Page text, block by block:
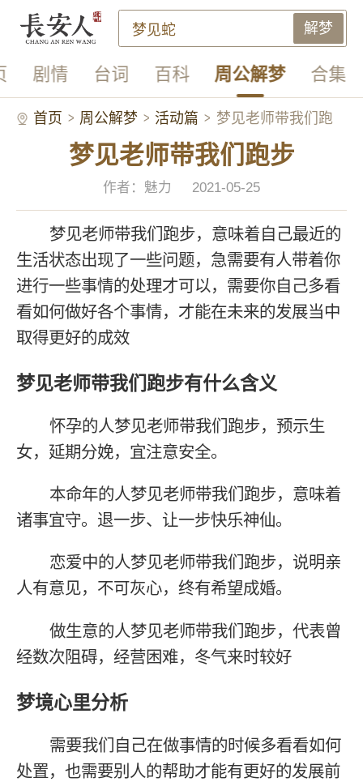
解梦
剧情 台词 百科 周公解梦 合集
首页 周公解梦 活动篇 梦见老师带我们跑
步
梦见老师带我们跑步
作者：魅力 2021-05-25
梦见老师带我们跑步，意味着自己最近的
生活状态出现了一些问题，急需要有人带着你
进行一些事情的处理才可以，需要你自己多看
看如何做好各个事情，才能在未来的发展当中
取得更好的成效
梦见老师带我们跑步有什么含义
怀孕的人梦见老师带我们跑步，预示生
女，延期分娩，宜注意安全。
本命年的人梦见老师带我们跑步，意味着
诸事宜守。退一步、让一步快乐神仙。
恋爱中的人梦见老师带我们跑步，说明亲
人有意见，不可灰心，终有希望成婚。
做生意的人梦见老师带我们跑步，代表曾
经数次阻碍，经营困难，冬气来时较好
梦境心里分析
需要我们自己在做事情的时候多看看如何
处置，也需要别人的帮助才能有更好的发展前